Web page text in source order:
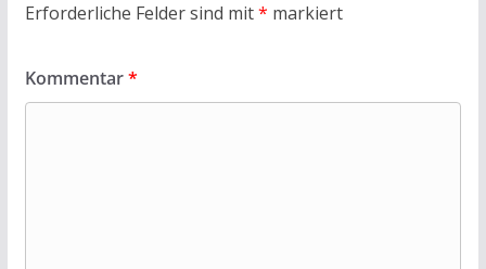
Erforderliche Felder sind mit* markiert
Kommentar*